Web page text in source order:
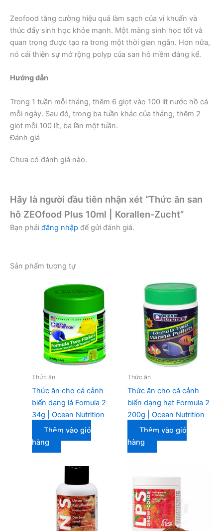
Zeofood tăng cường hiệu quả làm sạch của vi khuẩn và
thúc đẩy sinh học khỏe mạnh. Một màng sinh học tốt và
quan trọng được tạo ra trong một thời gian ngắn. Hơn nữa,
nó cải thiện sự mở rộng polyp của san hô mềm đáng kể.
Hướng dẫn
Trong 1 tuần mỗi tháng, thêm 6 giọt vào 100 lít nước hồ cá
mỗi ngày. Sau đó, trong ba tuần khác của tháng, thêm 2
giọt mỗi 100 lít, ba lần một tuần.
Đánh giá
Chưa có đánh giá nào.
Hãy là người đầu tiên nhận xét “Thức ăn san
hô ZEOfood Plus 10ml | Korallen-Zucht”
Bạn phải đăng nhập để gửi đánh giá.
Sản phẩm tương tự
Thức ăn
Thức ăn cho cá cảnh
biển dạng lá Fomula 2
34g | Ocean Nutrition
Thêm vào giỏ
hàng
Thức ăn
Thức ăn cho cá cảnh
biển dạng hạt Formula 2
200g | Ocean Nutrition
Thêm vào giỏ
hàng